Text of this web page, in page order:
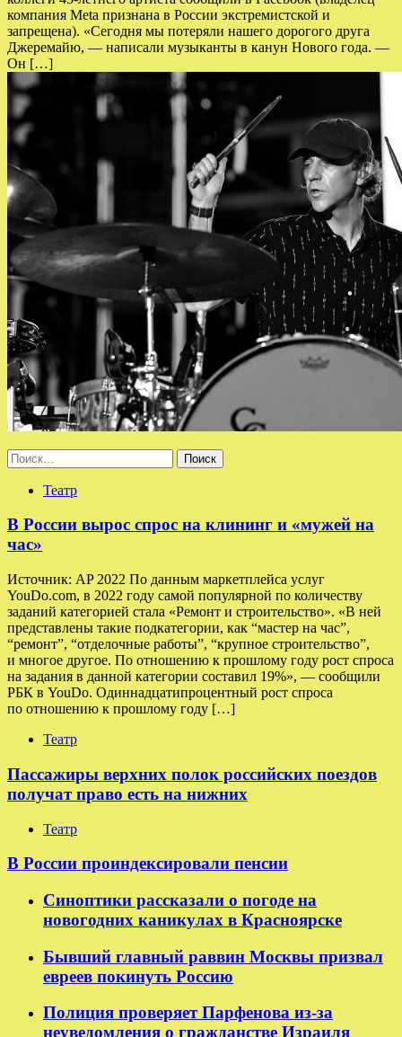
компания Meta признана в России экстремистской и
запрещена). «Сегодня мы потеряли нашего дорогого друга
Джеремайю, — написали музыканты в канун Нового года. —
Он […]
Найти:
Театр
В России вырос спрос на клининг и «мужей на
час»
Источник: AP 2022 По данным маркетплейса услуг
YouDo.com, в 2022 году самой популярной по количеству
заданий категорией стала «Ремонт и строительство». «В ней
представлены такие подкатегории, как “мастер на час”,
“ремонт”, “отделочные работы”, “крупное строительство”,
и многое другое. По отношению к прошлому году рост спроса
на задания в данной категории составил 19%», — сообщили
РБК в YouDo. Одиннадцатипроцентный рост спроса
по отношению к прошлому году […]
Театр
Пассажиры верхних полок российских поездов
получат право есть на нижних
Театр
В России проиндексировали пенсии
Синоптики рассказали о погоде на
новогодних каникулах в Красноярске
Бывший главный раввин Москвы призвал
евреев покинуть Россию
Полиция проверяет Парфенова из-за
неуведомления о гражданстве Израиля